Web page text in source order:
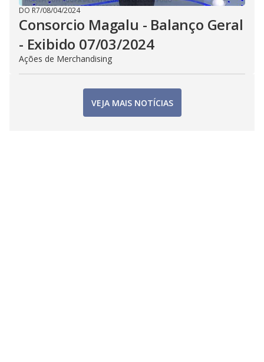
DO R7/08/04/2024
Consorcio Magalu - Balanço Geral
- Exibido 07/03/2024
Ações de Merchandising
VEJA MAIS NOTÍCIAS